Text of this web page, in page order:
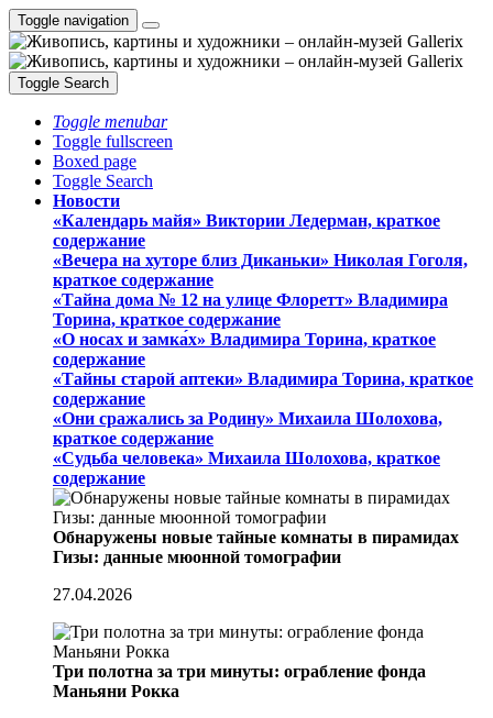
Toggle navigation
Toggle Search
Toggle menubar
Toggle fullscreen
Boxed page
Toggle Search
Новости
«Календарь майя» Виктории Ледерман, краткое
содержание
«Вечера на хуторе близ Диканьки» Николая Гоголя,
краткое содержание
«Тайна дома № 12 на улице Флоретт» Владимира
Торина, краткое содержание
«О носах и замка́х» Владимира Торина, краткое
содержание
«Тайны старой аптеки» Владимира Торина, краткое
содержание
«Они сражались за Родину» Михаила Шолохова,
краткое содержание
«Судьба человека» Михаила Шолохова, краткое
содержание
Обнаружены новые тайные комнаты в пирамидах
Гизы: данные мюонной томографии
27.04.2026
Три полотна за три минуты: ограбление фонда
Маньяни Рокка